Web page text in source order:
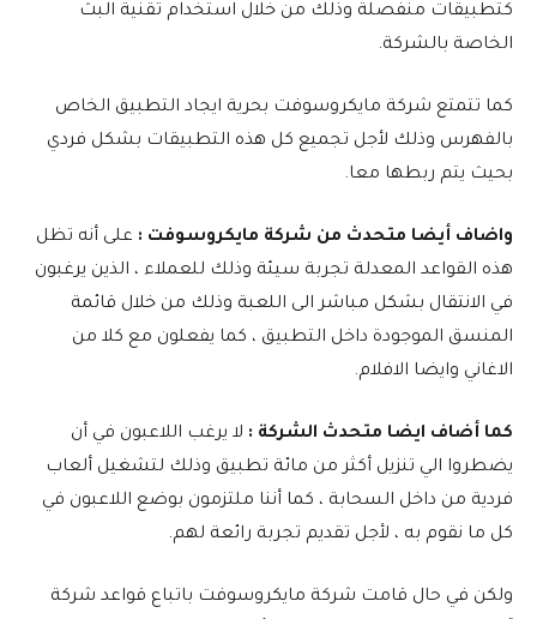
كتطبيقات منفصلة وذلك من خلال استخدام تقنية البث
الخاصة بالشركة.
كما تتمتع شركة مايكروسوفت بحرية ايجاد التطبيق الخاص
بالفهرس وذلك لأجل تجميع كل هذه التطبيقات بشكل فردي
بحيث يتم ربطها معا.
واضاف أيضا متحدث من شركة مايكروسوفت : على أنه تظل
هذه القواعد المعدلة تجربة سيئة وذلك للعملاء ، الذين يرغبون
في الانتقال بشكل مباشر الى اللعبة وذلك من خلال قائمة
المنسق الموجودة داخل التطبيق ، كما يفعلون مع كلا من
الاغاني وايضا الافلام.
كما أضاف ايضا متحدث الشركة : لا يرغب اللاعبون في أن
يضطروا الي تنزيل أكثر من مائة تطبيق وذلك لتشغيل ألعاب
فردية من داخل السحابة ، كما أننا ملتزمون بوضع اللاعبون في
كل ما نقوم به ، لأجل تقديم تجربة رائعة لهم.
ولكن في حال قامت شركة مايكروسوفت باتباع قواعد شركة